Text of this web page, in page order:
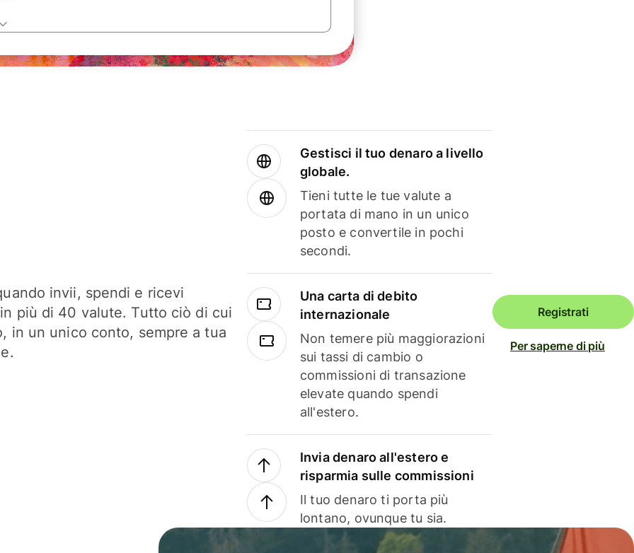
invii, spendi e ricevi
più di 40 valute. Tutto ciò di cui
in un unico conto, sempre a tua
Gestisci il tuo denaro a livello
globale.
Tieni tutte le tue valute a
portata di mano in un unico
posto e convertile in pochi
secondi.
Una carta di debito
internazionale
Non temere più maggiorazioni
sui tassi di cambio o
commissioni di transazione
elevate quando spendi
all'estero.
Invia denaro all'estero e
risparmia sulle commissioni
Il tuo denaro ti porta più
lontano, ovunque tu sia.
Registrati
Per saperne di più